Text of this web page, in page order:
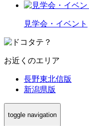
見学会・イベント
お近くのエリア
長野東北信版
新潟県版
toggle navigation